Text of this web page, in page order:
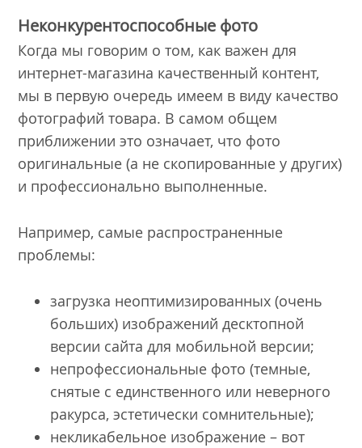
Неконкурентоспособные фото
Когда мы говорим о том, как важен для
интернет-магазина качественный контент,
мы в первую очередь имеем в виду качество
фотографий товара. В самом общем
приближении это означает, что фото
оригинальные (а не скопированные у других)
и профессионально выполненные.
Например, самые распространенные
проблемы:
загрузка неоптимизированных (очень
больших) изображений десктопной
версии сайта для мобильной версии;
непрофессиональные фото (темные,
снятые с единственного или неверного
ракурса, эстетически сомнительные);
некликабельное изображение – вот